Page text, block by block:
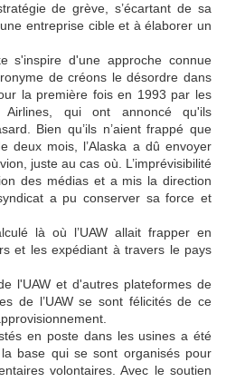
de grève, s’écartant de sa
entreprise cible et à élaborer un
s'inspire d'une approche connue
de créons le désordre dans
la première fois en 1993 par les
Airlines, qui ont annoncé qu'ils
Bien qu’ils n’aient frappé que
deux mois, l’Alaska a dû envoyer
juste au cas où. L’imprévisibilité
des médias et a mis la direction
a pu conserver sa force et
là où l’UAW allait frapper en
et les expédiant à travers le pays
l'UAW et d'autres plateformes de
de l’UAW se sont félicités de ce
en poste dans les usines a été
base qui se sont organisés pour
volontaires. Avec le soutien